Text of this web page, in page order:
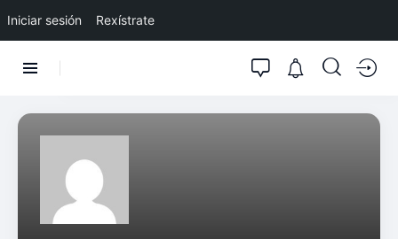
Iniciar sesión Rexístrate